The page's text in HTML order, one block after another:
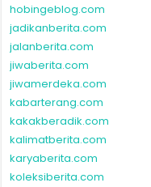
hobingeblog.com
jadikanberita.com
jalanberita.com
jiwaberita.com
jiwamerdeka.com
kabarterang.com
kakakberadik.com
kalimatberita.com
karyaberita.com
koleksiberita.com